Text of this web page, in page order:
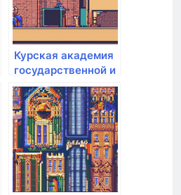
Курская академия
государственной и
муниципальной
службы